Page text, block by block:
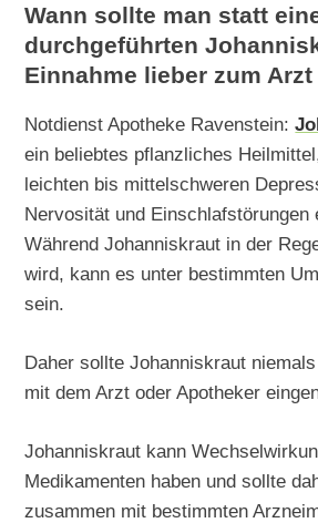
Wann sollte man statt
durchgeführten
Einnahme lieber zum
Notdienst Apotheke Ravenstein:
ein beliebtes pflanzliches
leichten bis mittelschweren
Nervosität und Einschlafstörungen
Während Johanniskraut in der
wird, kann es unter bestimmten
sein.
Daher sollte Johanniskraut
mit dem Arzt oder Apotheker
Johanniskraut kann
Medikamenten haben und sollte
zusammen mit bestimmten